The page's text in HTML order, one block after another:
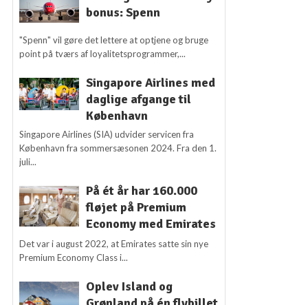
bonus: Spenn
"Spenn" vil gøre det lettere at optjene og bruge
point på tværs af loyalitetsprogrammer,...
Singapore Airlines med
daglige afgange til
København
Singapore Airlines (SIA) udvider servicen fra
København fra sommersæsonen 2024. Fra den 1.
juli...
På ét år har 160.000
fløjet på Premium
Economy med Emirates
Det var i august 2022, at Emirates satte sin nye
Premium Economy Class i...
Oplev Island og